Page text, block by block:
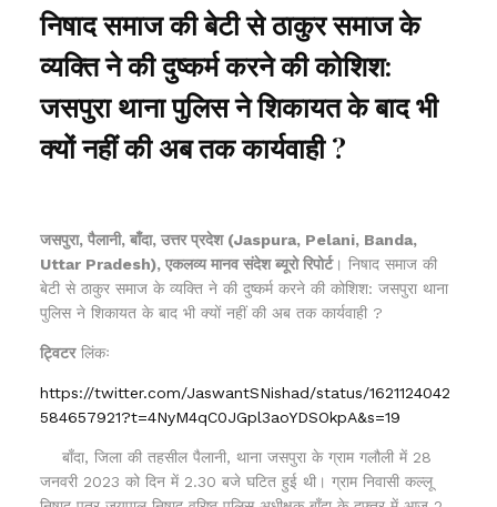
निषाद समाज की बेटी से ठाकुर समाज के
व्यक्ति ने की दुष्कर्म करने की कोशिश:
जसपुरा थाना पुलिस ने शिकायत के बाद भी
क्यों नहीं की अब तक कार्यवाही ?
जसपुरा, पैलानी, बाँदा, उत्तर प्रदेश (Jaspura, Pelani, Banda,
Uttar Pradesh), एकलव्य मानव संदेश ब्यूरो रिपोर्ट। निषाद समाज की
बेटी से ठाकुर समाज के व्यक्ति ने की दुष्कर्म करने की कोशिश: जसपुरा थाना
पुलिस ने शिकायत के बाद भी क्यों नहीं की अब तक कार्यवाही ?
ट्विटरलिंकः
https://twitter.com/JaswantSNishad/status/1621124042
584657921?t=4NyM4qC0JGpl3aoYDSOkpA&s=19
बाँदा, जिला की तहसील पैलानी, थाना जसपुरा के ग्राम गलौली में 28
जनवरी 2023 को दिन में 2.30 बजे घटित हुई थी। ग्राम निवासी कल्लू